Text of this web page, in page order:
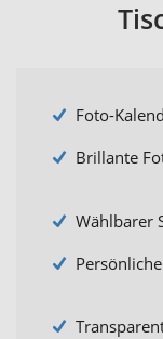
Foto-
Brillante
Wählbarer